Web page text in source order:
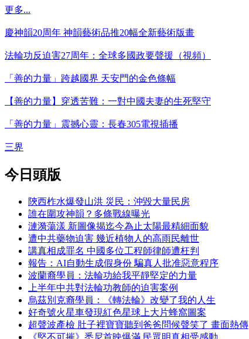
更多...
慶神韻20周年 神韻藝術品推20幅全新藝術版畫
法輪功反迫害27周年：全球多國政要聲援（視頻）
「善的力量」跨越國界 天安門的金色條幅
【善的力量】穿透苦難：一對中國夫妻的生死堅守
「善的力量」震撼心靈：長春305電視插播
三界
今日頭版
陝西柞水爆發山洪 災民：沖毀大量民房
誰在圍攻神韻？多條戰線曝光
漣漪蕩漾 新圖像揭迄今為止太陽最精細面貌
遭中共藥物迫害 幾近植物人的高雨民離世
講真相成罪名 中國多位工程師律師遭枉判
報告：AI自動生成假身份 騙真人批准惡意程序
波蘭裔學員：法輪功給我平靜堅定的力量
上半年中共對法輪功教師的迫害案例
烏茲別克裔學員：《轉法輪》改變了我的人生
好奇號火星車發現紅色星球上大片蜂窩圖案
超聲波產檢 肚子裡寶寶聽到爸爸問候聲笑了 畫面熱傳
《堅不可摧》悉尼首映爆滿 民眾明真相受感動